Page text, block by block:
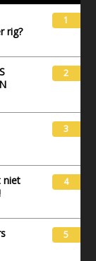
rig?
1
2
3
niet
4
5